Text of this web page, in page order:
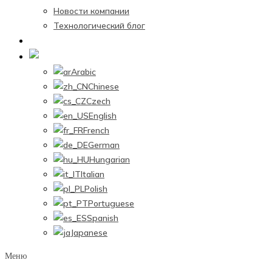
Новости компании
Технологический блог
Arabic
Chinese
Czech
English
French
German
Hungarian
Italian
Polish
Portuguese
Spanish
Japanese
Меню